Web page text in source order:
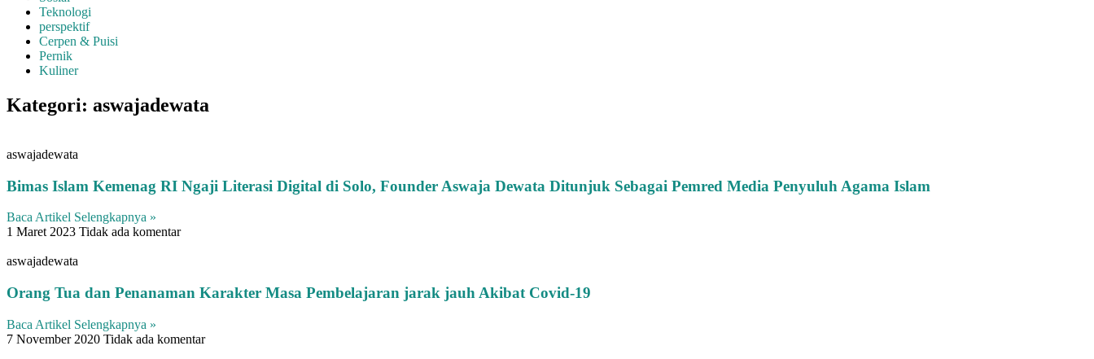
Teknologi
perspektif
Cerpen & Puisi
Pernik
Kuliner
Kategori: aswajadewata
aswajadewata
Bimas Islam Kemenag RI Ngaji Literasi Digital di Solo, Founder Aswaja Dewata Ditunjuk Sebagai Pemred Media Penyuluh Agama Islam
Baca Artikel Selengkapnya »
1 Maret 2023 Tidak ada komentar
aswajadewata
Orang Tua dan Penanaman Karakter Masa Pembelajaran jarak jauh Akibat Covid-19
Baca Artikel Selengkapnya »
7 November 2020 Tidak ada komentar